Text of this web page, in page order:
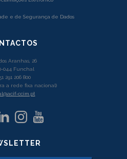
e de Segurança de Dados
Aranhas, 26
044 Funchal
291 206 800
a rede fixa nacional)
ccim.pt